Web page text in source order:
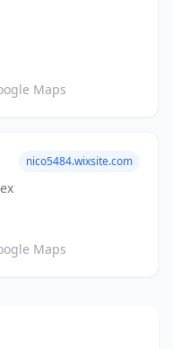
Maps
nico5484.wixsite.com
Maps